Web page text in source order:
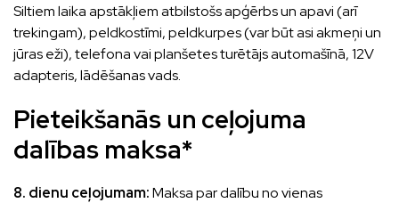
Siltiem laika apstākļiem atbilstošs apģērbs un apavi (arī
trekingam), peldkostīmi, peldkurpes (var būt asi akmeņi un
jūras eži), telefona vai planšetes turētājs automašīnā, 12V
adapteris, lādēšanas vads.
Pieteikšanās un ceļojuma
dalības maksa*
8. dienu ceļojumam:Maksa par dalību no vienas